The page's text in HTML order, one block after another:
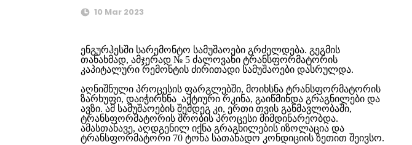
10 Mar 2023
ენგურჰესში სარემონტო სამუშაოები გრძელდება. გეგმის
თანახმად, ამჯერად № 5 ძალოვანი ტრანსფორმატორის
კაპიტალური რემონტის ძირითადი სამუშაოები დასრულდა.
აღნიშნული პროცესის ფარგლებში, მოიხსნა ტრანსფორმატორის
ზარხუფი, დაიჭირხნა აქტიური რკინა, გაიწმინდა გრაგნილები და
ავზი. ამ სამუშაოების შემდეგ კი, ერთი თვის განმავლობაში,
ტრანსფორმატორის შრობის პროცესი მიმდინარეობდა.
ამასთანავე, აღდგენილ იქნა გრაგნილების იზოლაცია და
ტრანსფორმატორი 70 ტონა სათანადო კონდიციის ზეთით შეივსო.